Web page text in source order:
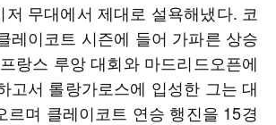
저 무대에서 제대로 설욕해냈다. 코
레이코트 시즌에 들어 가파른 상승
랑스 루앙 대회와 마드리드오픈에
고서 롤랑가로스에 입성한 그는 대
르며 클레이코트 연승 행진을 15경